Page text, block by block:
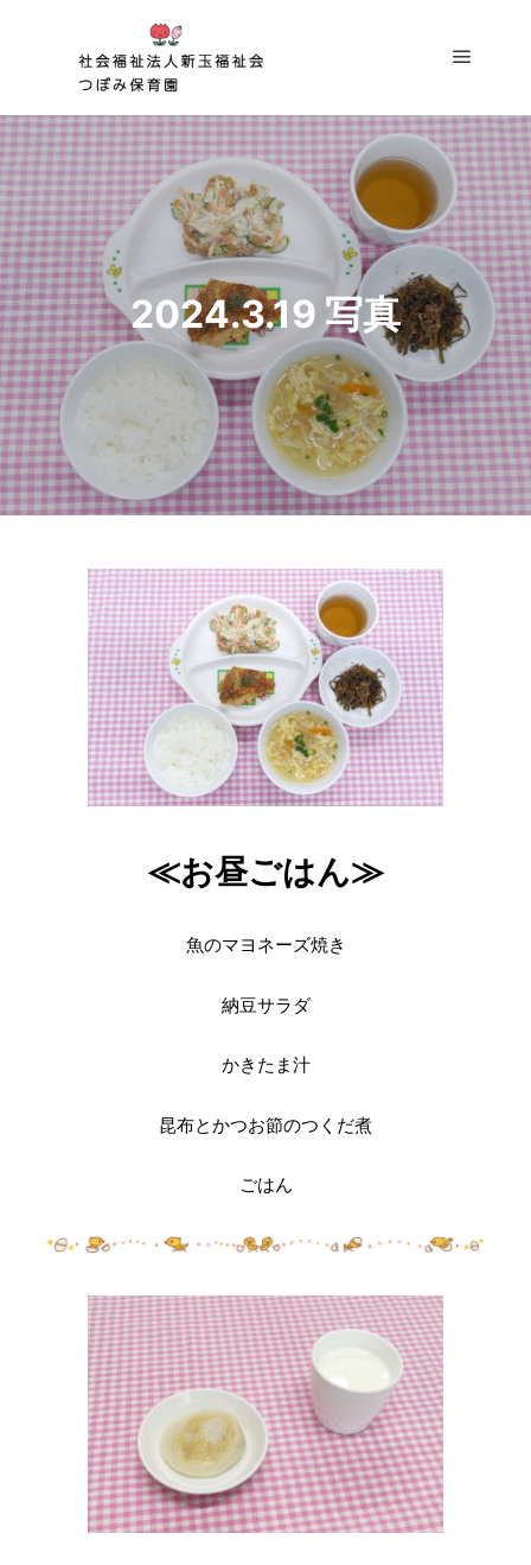
2024.3.19 写真
≪お昼ごはん≫
魚のマヨネーズ焼き
納豆サラダ
かきたま汁
昆布とかつお節のつくだ煮
ごはん